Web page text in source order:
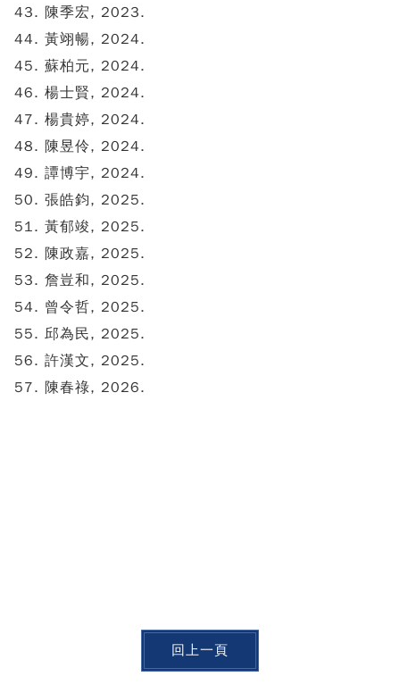
陳季宏, 2023.
黃翊暢, 2024.
蘇柏元, 2024.
楊士賢, 2024.
楊貴婷, 2024.
陳昱伶, 2024.
譚博宇, 2024.
張皓鈞, 2025.
黃郁竣, 2025.
陳政嘉, 2025.
詹豈和, 2025.
曾令哲, 2025.
邱為民, 2025.
許漢文, 2025.
陳春祿, 2026.
回上一頁